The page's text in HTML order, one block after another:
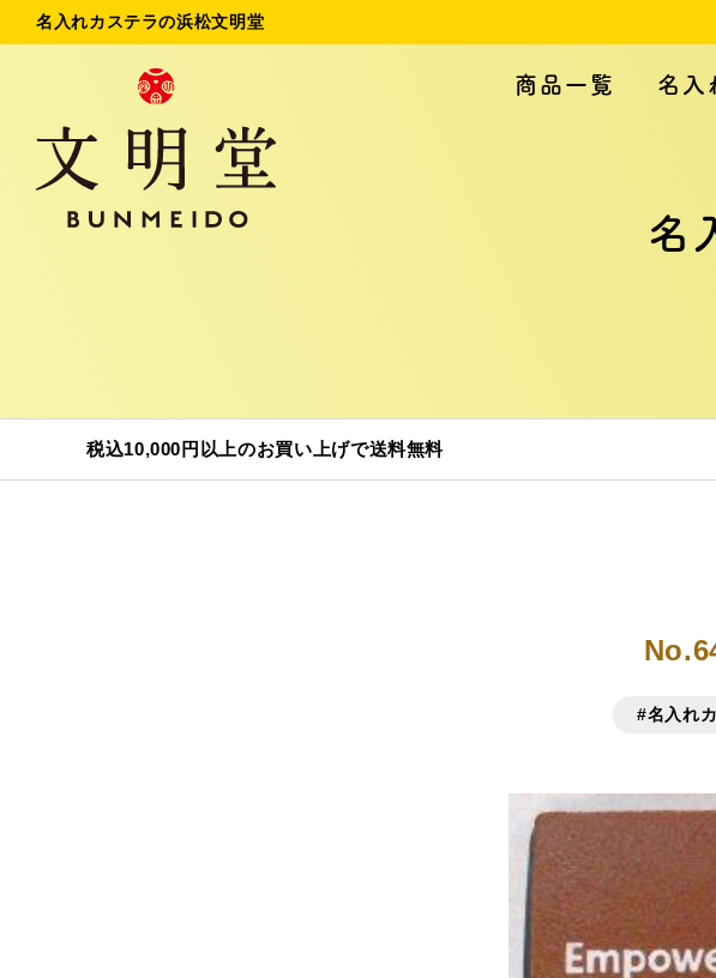
名入れカステラの浜松文明堂
商品一覧 名入
法人様向け名入れ
型からオリジナルで作る
名
税込10,000円以上のお買い上げで送料無料
#名入れ